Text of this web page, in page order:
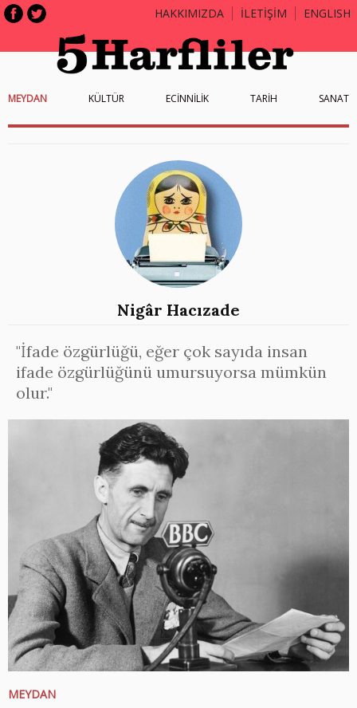
HAKKIMIZDA İLETİŞİM ENGLISH
MEYDAN KÜLTÜR ECİNNİLİK TARİH SANAT
Nigâr Hacızade
"İfade özgürlüğü, eğer çok sayıda insan
ifade özgürlüğünü umursuyorsa mümkün
olur."
MEYDAN